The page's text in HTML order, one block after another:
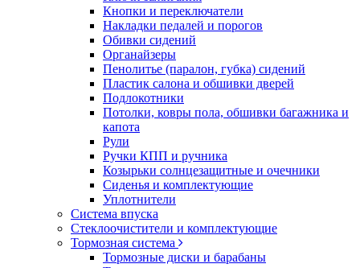
Кнопки и переключатели
Накладки педалей и порогов
Обивки сидений
Органайзеры
Пенолитье (паралон, губка) сидений
Пластик салона и обшивки дверей
Подлокотники
Потолки, ковры пола, обшивки багажника и
капота
Рули
Ручки КПП и ручника
Козырьки солнцезащитные и очечники
Сиденья и комплектующие
Уплотнители
Система впуска
Стеклоочистители и комплектующие
Тормозная система
Тормозные диски и барабаны